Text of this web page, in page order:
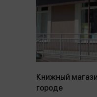
Книжный
городе